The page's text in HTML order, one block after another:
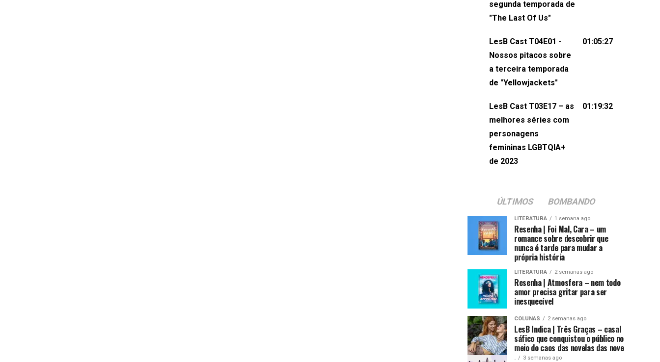
não esqueça de visitar nosso site e
sociais:Twitter: ⁠⁠⁠⁠@lesbout_br⁠⁠⁠⁠ Instagram:
do LesB Cast:Apresentação de
Karolen Passos
(⁠⁠⁠⁠⁠⁠@KarolenPassos⁠⁠⁠⁠⁠⁠)Participação de
Pollyelly FlorêncioEdição de Naiady
Machado
segunda temporada de
"The Last Of Us"
LesB Cast T04E01 -
Nossos pitacos sobre
a terceira temporada
de "Yellowjackets"
01:05:27
LesB Cast T03E17 – as
melhores séries com
personagens
femininas LGBTQIA+
de 2023
01:19:32
ÚLTIMOS BOMBANDO
LITERATURA 1 semana ago
Resenha | Foi Mal, Cara – um
romance sobre descobrir que
nunca é tarde para mudar a
própria história
LITERATURA 2 semanas ago
Resenha | Atmosfera – nem todo
amor precisa gritar para ser
inesquecível
COLUNAS 2 semanas ago
LesB Indica | Três Graças – casal
sáfico que conquistou o público no
meio do caos das novelas das nove
. 3 semanas ago